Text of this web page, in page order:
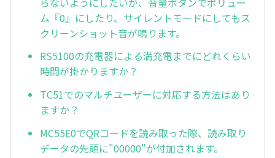
ム『0』にしたり、サイレントモードにしてもス
クリーンショット音が鳴ります。
RS5100の充電器による満充電までにどれくらい
時間が掛かりますか？
TC51でのマルチユーザーに対応する方法はあり
ますか？
MC55E0でQRコードを読み取った際、読み取り
データの先頭に"00000"が付加されます。